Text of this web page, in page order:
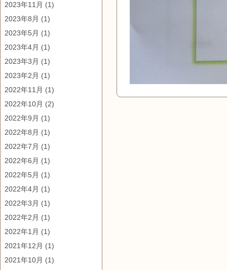
2023年11月 (1)
2023年8月 (1)
2023年5月 (1)
2023年4月 (1)
2023年3月 (1)
2023年2月 (1)
2022年11月 (1)
2022年10月 (2)
2022年9月 (1)
2022年8月 (1)
2022年7月 (1)
2022年6月 (1)
2022年5月 (1)
2022年4月 (1)
2022年3月 (1)
2022年2月 (1)
2022年1月 (1)
2021年12月 (1)
2021年10月 (1)